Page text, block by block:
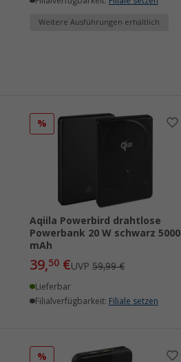
Weitere Ausführungen erhältlich
%
Aqiila Powerbird drahtlose
Powerbank 20 W schwarz 5000
mAh
39,50 €UVP59,99 €
Lieferbar
Filialverfügbarkeit: Filiale setzen
%